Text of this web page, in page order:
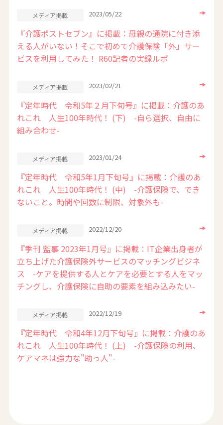
メディア掲載 2023/05/22
『介護ポストセブン』に掲載：母親の通院に付き添
える人がいない！そこで初めて介護保険「外」サー
ビスを利用してみた！ R60記者の実録ルポ
メディア掲載 2023/02/21
『定年時代 令和5年２月下旬号』に掲載：介護のあ
れこれ 人生100年時代！ (下) -自ら選択、自由に
組み合わせ-
メディア掲載 2023/01/24
『定年時代 令和5年1月下旬号』に掲載：介護のあ
れこれ 人生100年時代！ (中) -介護保険で、でき
ないこと。時間や回数に制限、対象外も-
メディア掲載 2022/12/20
『季刊 監事 2023年1月号』に掲載：IT企業出身者が
立ち上げた介護保険外サービスのマッチングビジネ
ス -ケアを提供する人とケアを必要とする人をマッ
チングし、介護保険に自助の要素を組み込みたい-
メディア掲載 2022/12/19
『定年時代 令和4年12月下旬号』に掲載：介護のあ
れこれ 人生100年時代！ (上) -介護保険の利用、
ケアマネは強力な"助っ人"-